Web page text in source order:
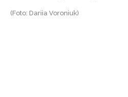
(Foto: Dariia Voroniuk)